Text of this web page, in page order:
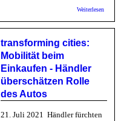
Weiterlesen
transforming cities:
Mobilität beim
Einkaufen - Händler
überschätzen Rolle
des Autos
21. Juli 2021 Händler fürchten